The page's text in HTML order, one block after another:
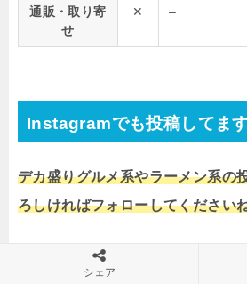
通販・取り寄
せ
✕ –
Instagramでも投稿してます
デカ盛りグルメ系やラーメン系の
ろしければフォローしてください
シェア